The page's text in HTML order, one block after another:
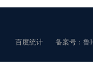
百度统计 备案号： 鲁